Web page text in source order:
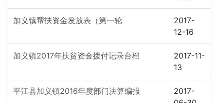
加义镇帮扶资金发放表（第一轮
2017-
12-16
加义镇2017年扶贫资金拨付记录台档
2017-11-
13
平江县加义镇2016年度部门决算编报
2017-